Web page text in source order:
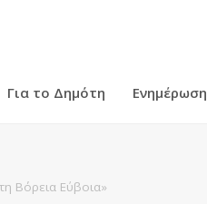
Για το Δημότη Ενημέρωση
Βόρεια Εύβοια»